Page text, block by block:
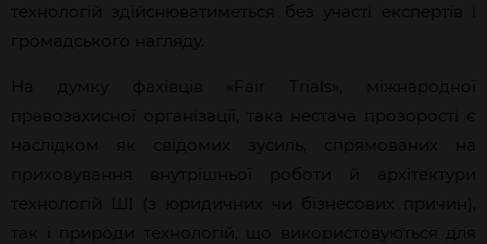
технологій здійснюватиметься без участі експертів і
громадського нагляду.
На думку фахівців «Fair Trials», міжнародної
правозахисної організації, така нестача прозорості є
наслідком як свідомих зусиль, спрямованих на
приховування внутрішньої роботи й
архітектури
технологій ШІ (з юридичних чи бізнесових причин),
так і природи технологій, що використовуються для